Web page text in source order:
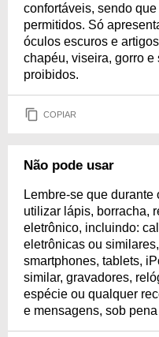
confortáveis, sendo
permitidos. Só
óculos escuros e
chapéu, viseira, gorro
proibidos.
COPIAR
Não pode usar
Lembre-se que
utilizar lápis, borracha,
eletrônico, incluindo:
eletrônicas ou
smartphones, tablets,
similar, gravadores,
espécie ou qualquer
e mensagens, sob